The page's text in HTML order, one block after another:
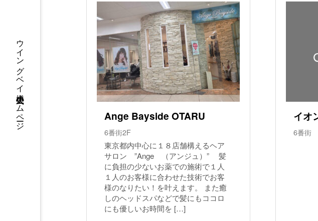
ウイングベイ小樽 公式ホームページ Ange Bayside OTARU
6番街2F
東京都内中心に１８店舗構えるヘア
サロン ”Ange （アンジュ）” 髪
に負担の少ないお薬での施術で１人
１人のお客様に合わせた技術でお客
様のなりたい！を叶えます。 また癒
しのヘッドスパなどで髪にもココロ
にも優しいお時間を […]
イオ
6番街